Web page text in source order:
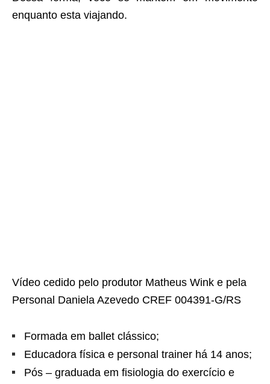
enquanto esta viajando.
Vídeo cedido pelo produtor Matheus Wink e pela
Personal Daniela Azevedo CREF 004391-G/RS
Formada em ballet clássico;
Educadora física e personal trainer há 14 anos;
Pós – graduada em fisiologia do exercício e